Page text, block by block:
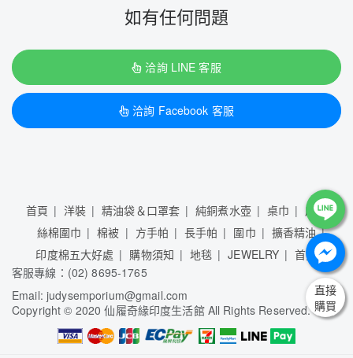
如有任何問題
洽詢 LINE 客服
洽詢 Facebook 客服
首頁 洋裝 精油袋＆口罩套 純銅煮水壺 桌巾
床單
絲棉圍巾
棉被 方手帕 長手帕 圍巾
擴香精油
印度棉五大好處
購物須知 地毯 JEWELRY
首頁
客服專線：(02) 8695-1765
Email: judysemporium@gmail.com
Copyright© 2020 仙履奇緣印度生活館 All Rights Reserved.
直接
購買